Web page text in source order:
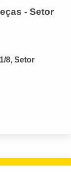
- Setor
8, Setor